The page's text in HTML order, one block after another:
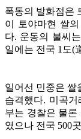
폭동의 발화점은
이 토야마현 쌀
다. 운동의 불씨
일에는 전국 1도(
일어선 민중은 쌀
습격했다. 미곡
부는 경찰은 물
였으나 전국 500